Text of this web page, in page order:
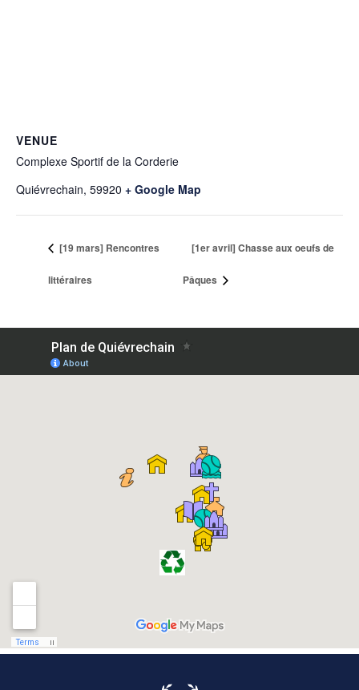
VENUE
Complexe Sportif de la Corderie
Quiévrechain, 59920 + Google Map
[19 mars] Rencontres
littéraires
[1er avril] Chasse aux oeufs de
Pâques